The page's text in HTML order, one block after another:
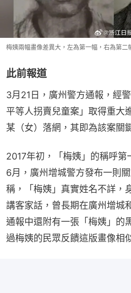
梅姨兩幅畫像差異大，左為第一幅，右為第二
此前報道
3月21日，廣州警方通報，經
平等人拐賣兒童案」取得重大
某（女）落網，其即為該案關
2017年初，「梅姨」的稱呼
6月，廣州增城警方發布一則
稱，「梅姨」真實姓名不詳，
講客家話，曾長期在廣州增城
通報中還附有一張「梅姨」的
過梅姨的民眾反饋這版畫像相